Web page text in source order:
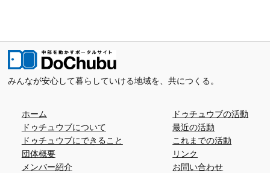
みんなが安心して暮らしていける地域を、共につくる。
ホーム
ドゥチュウブについて
ドゥチュウブにできること
団体概要
メンバー紹介
ドゥチュウブの活動
最近の活動
これまでの活動
リンク
お問い合わせ